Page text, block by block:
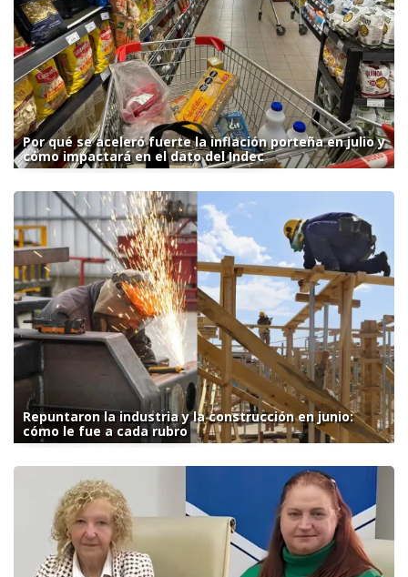
Por qué se aceleró fuerte la inflación porteña en julio y
cómo impactará en el dato del Indec
Repuntaron la industria y la construcción en junio:
cómo le fue a cada rubro